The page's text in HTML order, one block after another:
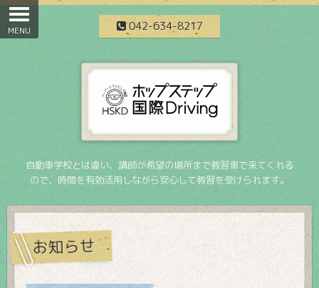
042-634-8217
自動車学校とは違い、講師が希望の場所まで教習車で来てくれる
ので、時間を有効活用しながら安心して教習を受けられます。
お知らせ